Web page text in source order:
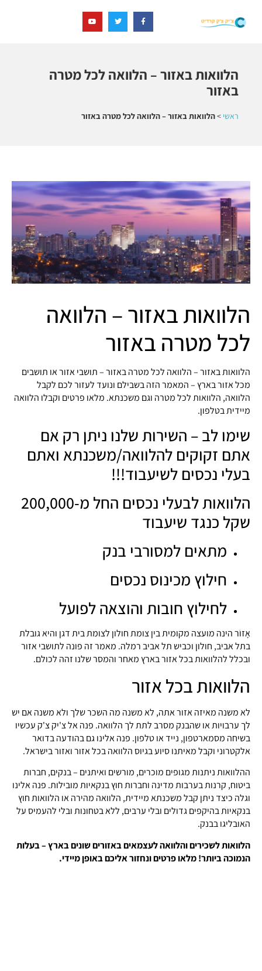
הלוואות באזור – הלוואה לכל מטרה
באזור
ראשי >הלוואות באזור – הלוואה לכל מטרה באזור
הלוואות באזור – הלוואה
לכל מטרה באזור
הלוואות באזור – הלוואה לכל מטרה באזור – תושבי אזור או תושבים
מכל אזור בארץ – המאמר הזה בשבילם ונועד לעזור לכם לקבל
הלוואה, הלוואות לכל מטרה וגם משכנתא. מלאו פרטים וקבלו הלוואה
מיידית בטלפון.
שימו לב – השירות שלנו ניתן רק אם
אתם זקוקים להלוואה/משכנתא ואתם
בעלי נכסים לשיעבוד!!!
הלוואות לבעלי נכסים החל מ-200,000
שקל כנגד שיעבוד
מתאים למסורבי בנק
חילוץ מכינוס נכסים
לחילוץ חובות והוצאה לפועל
אָזוֹר הינה מועצה מקומית בין צומת חולון לצומת בית דגן והיא גובלת
בתל אביב, חולון וכביש תל אביב רמלה. מאמר זה פונה לתושבי אזור
ובכלל להלוואות בכל אזור בארץ מאחר והמסר שלנו זהה לכולם.
הלוואות בכל אזור
לא משנה מאיזה אזור אתה, לא משנה מה השכר שלך ולא משנה אם יש
לך ערבויות או שהבנק מסרב לתת לך הלוואה. פנה אל צ'יק צ'ק עכשיו
בשיחה מסמארטפון, נייד או טלפון. פנה אלינו גם בהודעה בדואר
אלקטרוני וקבל מאיתנו סיוע בגיוס הלוואה בכל אזור ואזור בישראל.
ההלוואות ניתנות מגופים מוכרים, מורשים ואיתנים – בנקים, חברות
ביטוח, קרנות בערבות מדינה וחברות חוץ בנקאיות מובילות. פנה אלינו
וגלה כיצד ניתן קבל משכנתא מיידית, הלוואה מהירה או הלוואות חוץ
בנקאיות בהיקפים גדולים ובלי ערבים, ללא בטחונות ובלי להעמיס על
האובליגו בבנק.
הלוואות לשכירים והלוואה לעצמאים באזורים שונים בארץ – בעלות
הנמוכה ביותר! מלאו פרטים ונחזור אליכם באופן מיידי.